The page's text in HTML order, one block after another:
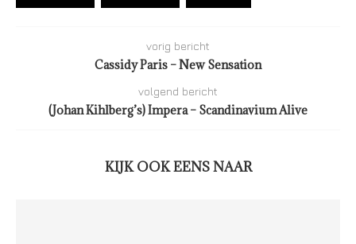
vorig bericht
Cassidy Paris – New Sensation
volgend bericht
(Johan Kihlberg’s) Impera – Scandinavium Alive
KIJK OOK EENS NAAR